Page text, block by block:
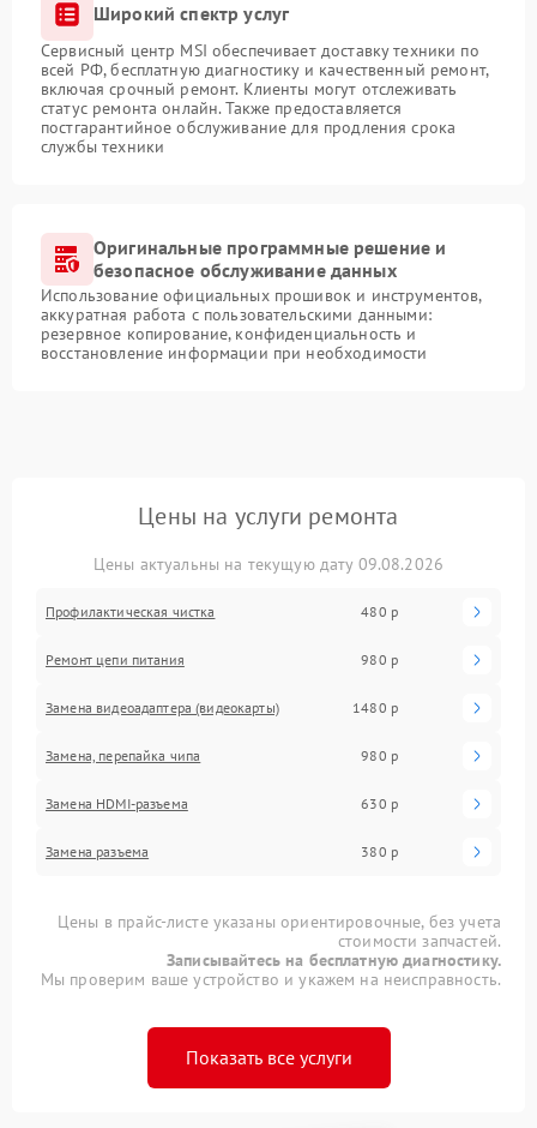
Широкий спектр услуг
Сервисный центр MSI обеспечивает доставку техники по
всей РФ, бесплатную диагностику и качественный ремонт,
включая срочный ремонт. Клиенты могут отслеживать
статус ремонта онлайн. Также предоставляется
постгарантийное обслуживание для продления срока
службы техники
Оригинальные программные решение и
безопасное обслуживание данных
Использование официальных прошивок и инструментов,
аккуратная работа с пользовательскими данными:
резервное копирование, конфиденциальность и
восстановление информации при необходимости
Цены на услуги ремонта
Цены актуальны на текущую дату 09.08.2026
Профилактическая чистка 480 р
Ремонт цепи питания 980 р
Замена видеоадаптера (видеокарты) 1480 р
Замена, перепайка чипа 980 р
Замена HDMI-разъема 630 р
Замена разъема 380 р
Цены в прайс-листе указаны ориентировочные, без учета
стоимости запчастей.
Записывайтесь на бесплатную диагностику.
Мы проверим ваше устройство и укажем на неисправность.
Показать все услуги